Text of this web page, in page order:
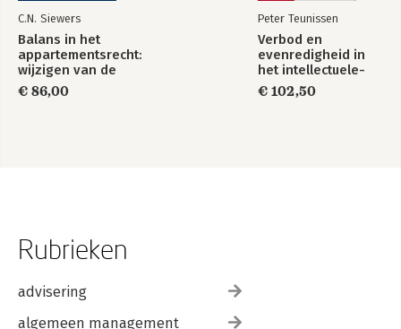
C.N. Siewers
Balans in het
appartementsrecht:
wijzigen van de
splitsingsakte
vereenvoudigd
€ 86,00
Peter Teunissen
Verbod en
evenredigheid in
het intellectuele-
eigendomsrecht
€ 102,50
Rubrieken
advisering
algemeen management